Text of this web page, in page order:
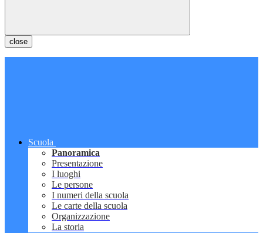
close
Scuola
Panoramica
Presentazione
I luoghi
Le persone
I numeri della scuola
Le carte della scuola
Organizzazione
La storia